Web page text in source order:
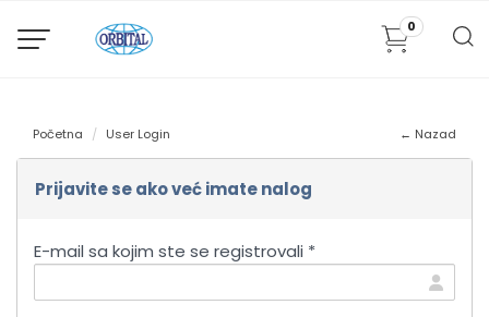
0
Početna User Login ← Nazad
Prijavite se ako već imate nalog
E-mail sa kojim ste se registrovali *